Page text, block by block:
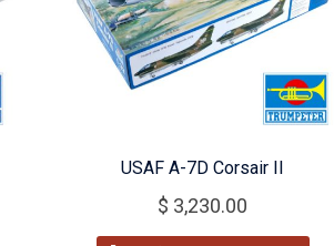
USAF A-7D Corsair II
$ 3,230.00